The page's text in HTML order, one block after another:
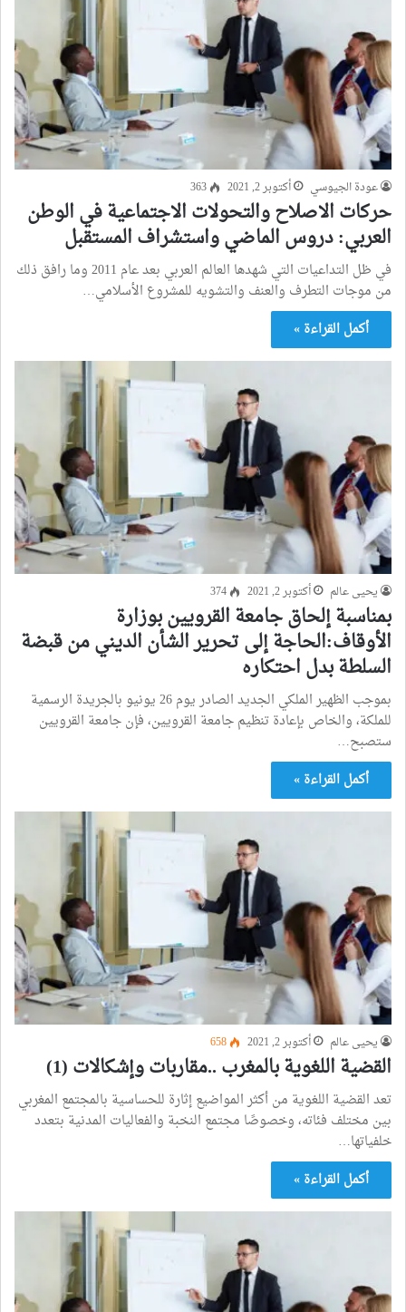
عودة الجيوسي أكتوبر 2, 2021 363
حركات الاصلاح والتحولات الاجتماعية في الوطن
العربي: دروس الماضي واستشراف المستقبل
في ظل التداعيات التي شهدها العالم العربي بعد عام 2011 وما رافق ذلك
من موجات التطرف والعنف والتشويه للمشروع الأسلامي…
أكمل القراءة »
يحيى عالم أكتوبر 2, 2021 374
بمناسبة إلحاق جامعة القرويين بوزارة
الأوقاف:الحاجة إلى تحرير الشأن الديني من قبضة
السلطة بدل احتكاره
بموجب الظهير الملكي الجديد الصادر يوم 26 يونيو بالجريدة الرسمية
للملكة، والخاص بإعادة تنظيم جامعة القرويين، فإن جامعة القرويين
ستصبح…
أكمل القراءة »
يحيى عالم أكتوبر 2, 2021 658
القضية اللغوية بالمغرب ..مقاربات وإشكالات (1)
تعد القضية اللغوية من أكثر المواضيع إثارة للحساسية بالمجتمع المغربي
بين مختلف فئاته، وخصوصًا مجتمع النخبة والفعاليات المدنية بتعدد
خلفياتها…
أكمل القراءة »